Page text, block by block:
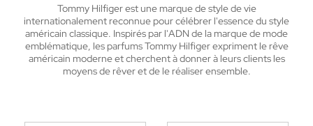
Tommy Hilfiger est une marque de style de vie
internationalement reconnue pour célébrer l'essence du style
américain classique. Inspirés par l'ADN de la marque de mode
emblématique, les parfums Tommy Hilfiger expriment le rêve
américain moderne et cherchent à donner à leurs clients les
moyens de rêver et de le réaliser ensemble.